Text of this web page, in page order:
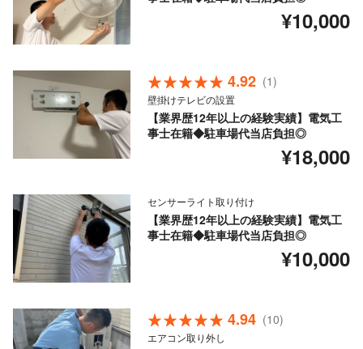
¥10,000
4.92 (1)
壁掛けテレビの設置
【業界歴12年以上の経験実績】電気工
事士在籍◆駐車場代当店負担◎
¥18,000
センサーライト取り付け
【業界歴12年以上の経験実績】電気工
事士在籍◆駐車場代当店負担◎
¥10,000
4.94 (10)
エアコン取り外し